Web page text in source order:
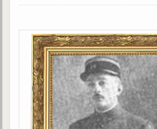
Les hommes
Les fondateurs
Allan Kardec
1804-1869
Léon Denis
1846-1927